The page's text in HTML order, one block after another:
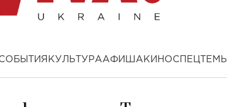
КУЛЬТУРААФИША КИНОСПЕЦТЕМЫ